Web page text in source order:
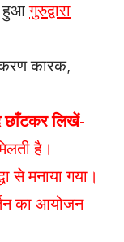
हुआगुरुद्वारा
कारक,
छाँटकर लिखें-
है।
से मनाया गया।
का आयोजन